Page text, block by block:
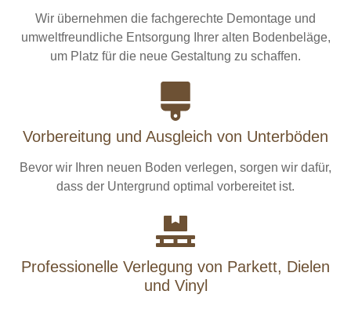
Wir übernehmen die fachgerechte Demontage und
umweltfreundliche Entsorgung Ihrer alten Bodenbeläge,
um Platz für die neue Gestaltung zu schaffen.
Vorbereitung und Ausgleich von Unterböden
Bevor wir Ihren neuen Boden verlegen, sorgen wir dafür,
dass der Untergrund optimal vorbereitet ist.
Professionelle Verlegung von Parkett, Dielen
und Vinyl